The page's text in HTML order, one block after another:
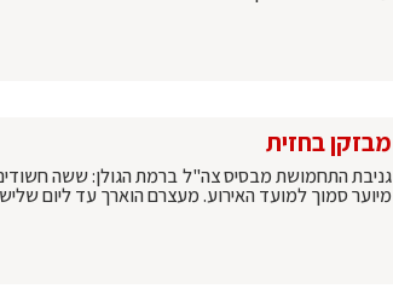
מבזקן בחזית
מיוער סמוך למועד האירוע. מעצרם הוארך עד ליום